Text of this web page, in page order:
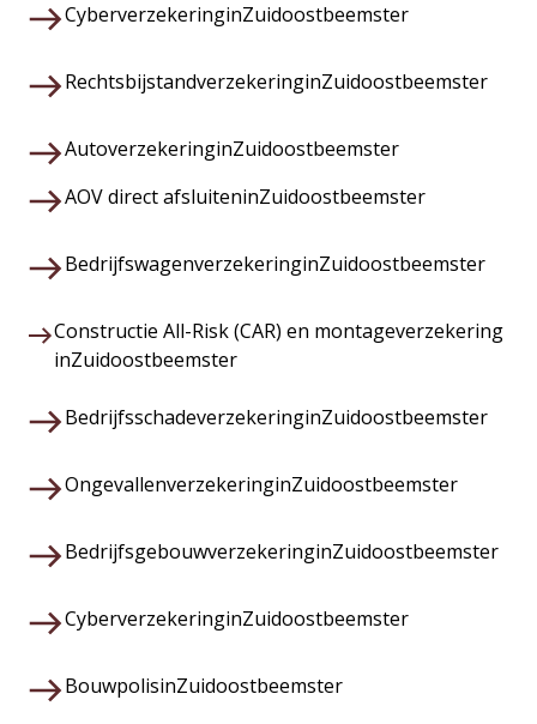
CyberverzekeringinZuidoostbeemster
RechtsbijstandverzekeringinZuidoostbeemster
AutoverzekeringinZuidoostbeemster
AOV direct afsluiteninZuidoostbeemster
BedrijfswagenverzekeringinZuidoostbeemster
Constructie All-Risk (CAR) en montageverzekering
inZuidoostbeemster
BedrijfsschadeverzekeringinZuidoostbeemster
OngevallenverzekeringinZuidoostbeemster
BedrijfsgebouwverzekeringinZuidoostbeemster
CyberverzekeringinZuidoostbeemster
BouwpolisinZuidoostbeemster